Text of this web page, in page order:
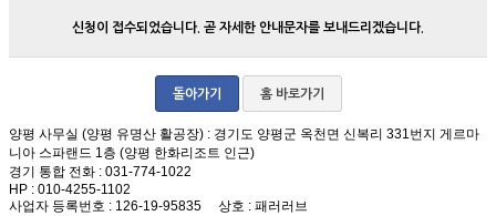
신청이 접수되었습니다. 곧 자세한 안내문자를 보내드리겠습니다.
돌아가기 홈 바로가기
양평 사무실 (양평 유명산 활공장) : 경기도 양평군 옥천면 신복리 331번지 게르마
니아 스파랜드 1층 (양평 한화리조트 인근)
경기 통합 전화 : 031-774-1022
HP : 010-4255-1102
사업자 등록번호 : 126-19-95835 상호 : 패러러브